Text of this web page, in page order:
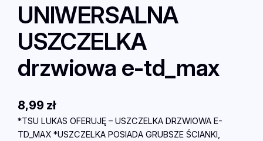
UNIWERSALNA
USZCZELKA
drzwiowa e-td_max
8,99 zł
*TSU LUKAS OFERUJĘ – USZCZELKA DRZWIOWA E-
TD_MAX *USZCZELKA POSIADA GRUBSZE ŚCIANKI,